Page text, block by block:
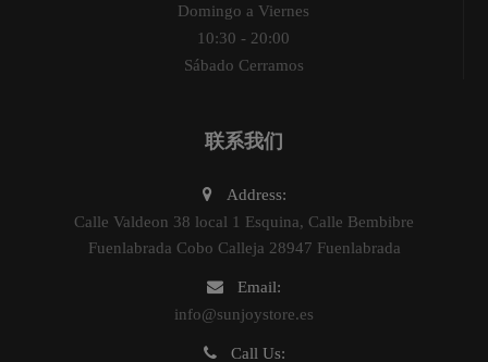
Domingo a Viernes
10:30 - 20:00
Sábado Cerramos
联系我们
Address:
Calle Valdeon 38 local 1 Esquina, Calle Bembibre
Fuenlabrada Cobo Calleja 28947 Fuenlabrada
Email:
info@sunjoystore.es
Call Us: